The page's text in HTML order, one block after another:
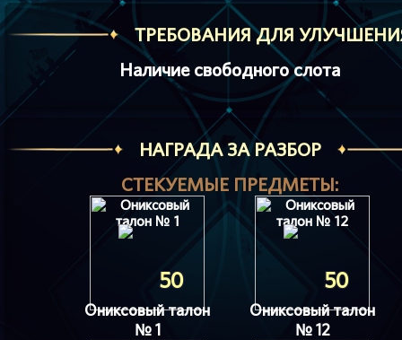
ТРЕБОВАНИЯ ДЛЯ
Наличие свободного слота
НАГРАДА ЗА РАЗБОР
СТЕКУЕМЫЕ ПРЕДМЕТЫ:
50
Ониксовый талон
№ 1
50
Ониксовый талон
№ 12